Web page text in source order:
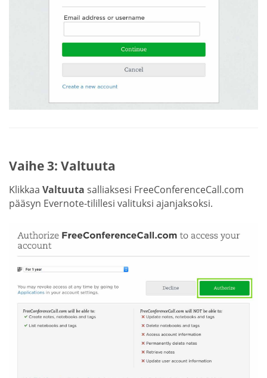
Vaihe 3: Valtuuta
Klikkaa Valtuuta salliaksesi FreeConferenceCall.com
pääsyn Evernote-tilillesi valituksi ajanjaksoksi.